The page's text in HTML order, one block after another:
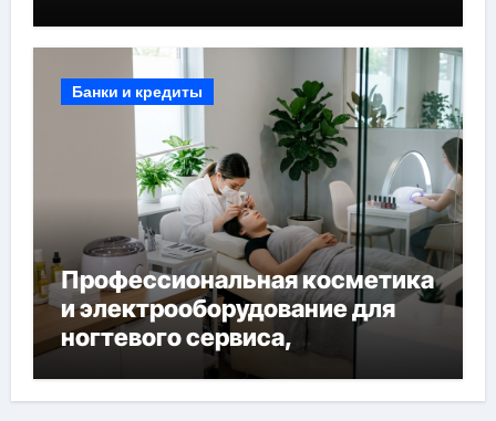
Банки и кредиты
Профессиональная косметика
и электрооборудование для
ногтевого сервиса,
наращивания ресниц и
депиляции